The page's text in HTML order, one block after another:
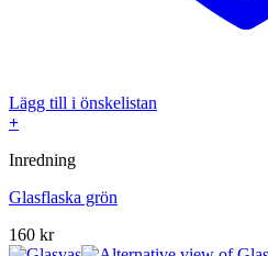
Lägg till i önskelistan
+
Inredning
Glasflaska grön
160 kr